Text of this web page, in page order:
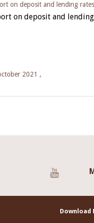
on deposit and lending
on deposit and
2021 ,
Download